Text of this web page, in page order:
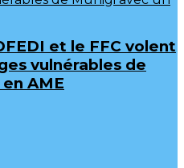
et le FFC volent
vulnérables de
AME‎‎